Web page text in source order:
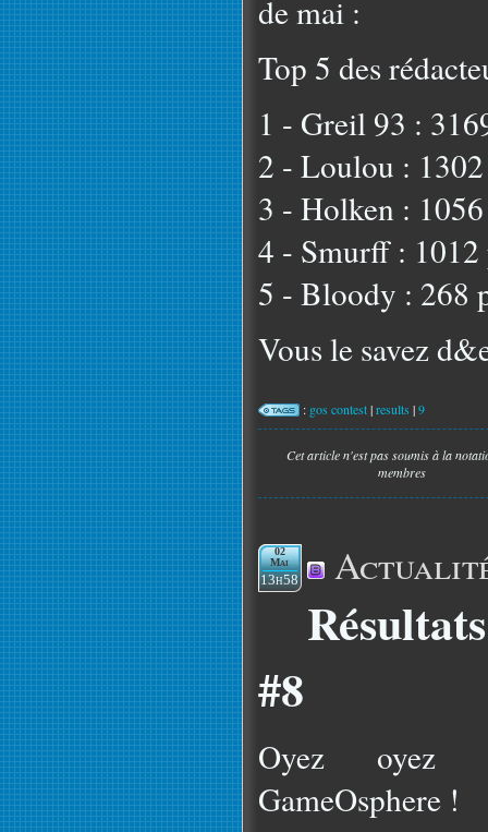
de mai :
Top 5 des
1 - Greil 93 :
2 - Loulou :
3 - Holken :
4 - Smurff : 1012
5 - Bloody : 268
Vous le savez
: gos contest|results |9
Cet article n'est pas soumis à la
membres
02
Mai
13h58
#8
Oyez oyez
GameOsphere !